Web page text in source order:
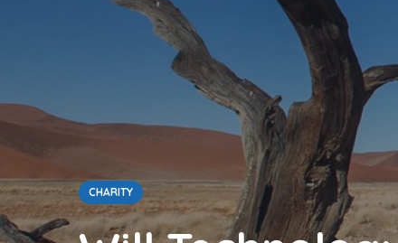
CHARITY